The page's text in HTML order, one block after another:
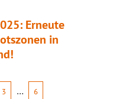
Erneute
in
3 … 6